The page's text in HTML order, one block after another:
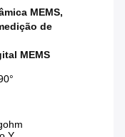
MEMS,
de
MEMS